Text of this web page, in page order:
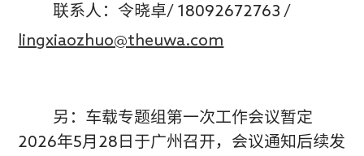
联系人：令晓卓/ 18092672763 /
lingxiaozhuo@theuwa.com
另：车载专题组第一次工作会议暂定
2026年5月28日于广州召开，会议通知后续发